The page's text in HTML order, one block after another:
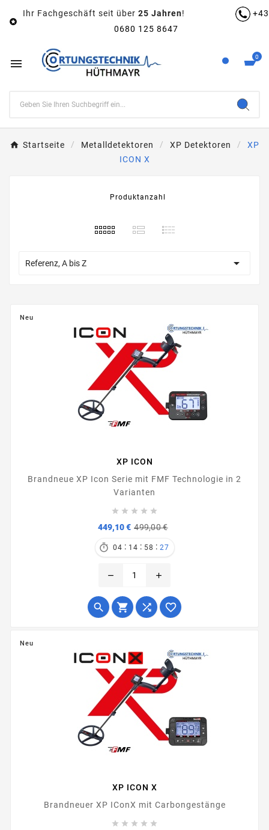

Ihr Fachgeschäft seit über 25 Jahren!
+43
0680 125 8647
 0
Startseite Metalldetektoren XP Detektoren
XP
ICON X
Produktanzahl
Referenz, A bis Z 
Neu
XP ICON
Brandneue XP Icon Serie mit FMF Technologie in 2
Varianten
    
449,10 € 499,00 €
 04 : 14 : 58 : 27
remove add
   
Neu
XP ICON X
Brandneuer XP IConX mit Carbongestänge
    